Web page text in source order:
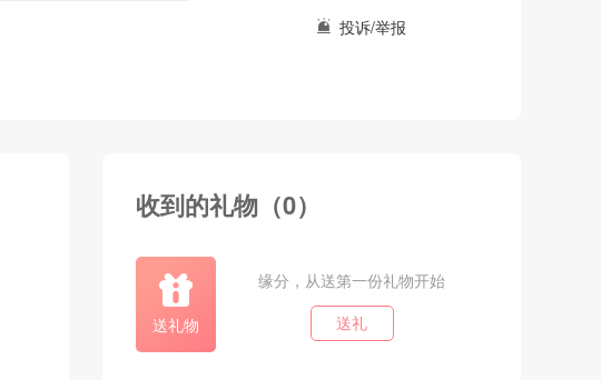
投诉/举报
收到的礼物（0）
送礼物
缘分，从送第一份礼物开始
送礼